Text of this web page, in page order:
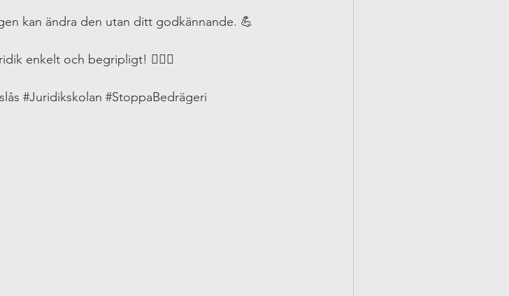
kan ändra den utan ditt godkännande. 💪
enkelt och begripligt! 👩‍⚖️✨
#Juridikskolan #StoppaBedrägeri